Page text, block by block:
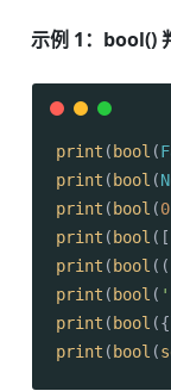
示例 1：bool()
print ( bool (
print ( bool (
print ( bool (0
print ( bool
print ( bool
print ( bool (
print ( bool
print ( bool (